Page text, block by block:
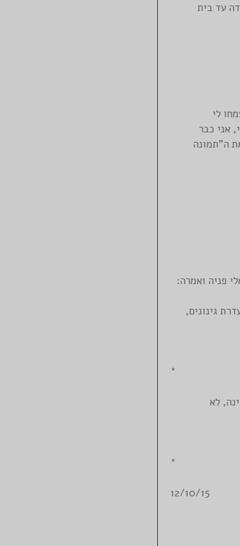
עד בית
לי
אני כבר
ה"תמונה
גינונים,
*
לא
*
12/10/15